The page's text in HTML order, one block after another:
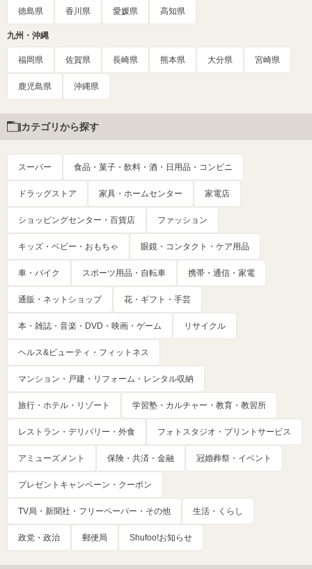
徳島県 香川県 愛媛県 高知県
九州・沖縄
福岡県 佐賀県 長崎県 熊本県 大分県 宮崎県
鹿児島県 沖縄県
カテゴリから探す
スーパー 食品・菓子・飲料・酒・日用品・コンビニ
ドラッグストア 家具・ホームセンター 家電店
ショッピングセンター・百貨店 ファッション
キッズ・ベビー・おもちゃ 眼鏡・コンタクト・ケア用品
車・バイク スポーツ用品・自転車 携帯・通信・家電
通販・ネットショップ 花・ギフト・手芸
本・雑誌・音楽・DVD・映画・ゲーム リサイクル
ヘルス&ビューティ・フィットネス
マンション・戸建・リフォーム・レンタル収納
旅行・ホテル・リゾート 学習塾・カルチャー・教育・教習所
レストラン・デリバリー・外食 フォトスタジオ・プリントサービス
アミューズメント 保険・共済・金融 冠婚葬祭・イベント
プレゼントキャンペーン・クーポン
TV局・新聞社・フリーペーパー・その他 生活・くらし
政党・政治 郵便局 Shufoo!お知らせ